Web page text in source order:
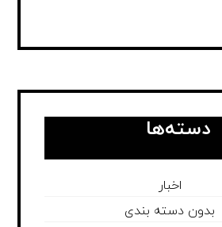
دسته‌ها
اخبار
بدون دسته بندی